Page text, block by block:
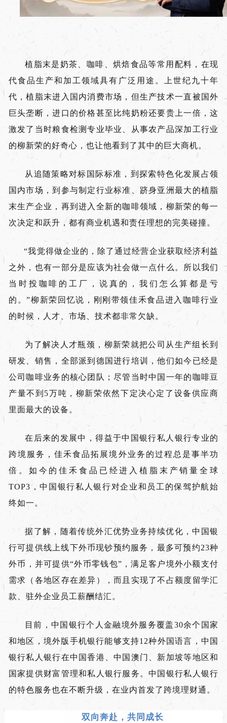
植脂末是奶茶、咖啡、烘焙食品等常用配料，在现
代食品生产和加工领域具有广泛用途。上世纪九十年
代，植脂末进入国内消费市场，但生产技术一直被国外
巨头垄断，进口的价格甚至比纯奶粉还要贵上一倍，这
激发了当时粮食检测专业毕业、从事农产品深加工行业
的柳新荣的好奇心，也让他看到了其中的巨大商机。
从追随策略对标国际标准，到探索特色化发展占领
国内市场，到参与制定行业标准、跻身亚洲最大的植脂
末生产企业，再到进入全新的咖啡领域，柳新荣的每一
次决定和跃升，都有商业机遇和责任理想的完美碰撞。
“我觉得做企业的，除了通过经营企业获取经济利益
之外，也有一部分是应该为社会做一点什么。所以我们
当时投咖啡的工厂，说真的，我们怎么算都是亏
的。”柳新荣回忆说，刚刚带领佳禾食品进入咖啡行业
的时候，人才、市场、技术都非常欠缺。
为了解决人才瓶颈，柳新荣就把公司从生产组长到
研发、销售，全部派到德国进行培训，他们如今已经是
公司咖啡业务的核心团队；尽管当时中国一年的咖啡豆
产量不到5万吨，柳新荣依然下定决心定了设备供应商
里面最大的设备。
在后来的发展中，得益于中国银行私人银行专业的
跨境服务，佳禾食品拓展境外业务的过程总是事半功
倍。如今的佳禾食品已经进入植脂末产销量全球
TOP3，中国银行私人银行对企业和员工的保驾护航始
终如一。
据了解，随着传统外汇优势业务持续优化，中国银
行可提供线上线下外币现钞预约服务，最多可预约23种
外币，并可提供“外币零钱包”，满足客户境外小额支付
需求（各地区存在差异），而且实现了不占额度留学汇
款、驻外企业员工薪酬结汇。
目前，中国银行个人金融境外服务覆盖30余个国家
和地区，境外版手机银行能够支持12种外国语言，中国
银行私人银行在中国香港、中国澳门、新加坡等地区和
国家提供财富管理和私人银行服务。中国银行私人银行
的特色服务也在不断升级，在业内首发了跨境理财通。
双向奔赴，共同成长